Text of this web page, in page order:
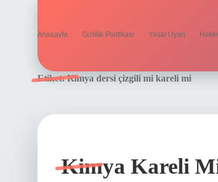
Anasayfa Gizlilik Politikası Yasal Uyarı
Etiket:Kimya dersi çizgili mi kareli mi
Kimya Kareli